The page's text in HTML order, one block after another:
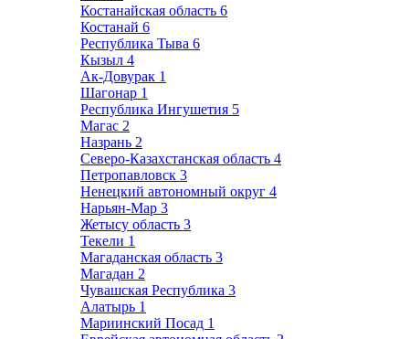
Костанайская область 6
Костанай 6
Республика Тыва 6
Кызыл 4
Ак-Довурак 1
Шагонар 1
Республика Ингушетия 5
Магас 2
Назрань 2
Северо-Казахстанская область 4
Петропавловск 3
Ненецкий автономный округ 4
Нарьян-Мар 3
Жетысу область 3
Текели 1
Магаданская область 3
Магадан 2
Чувашская Республика 3
Алатырь 1
Мариинский Посад 1